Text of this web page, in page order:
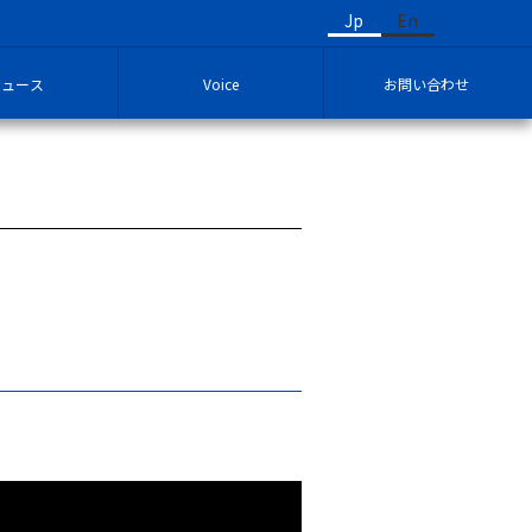
ース Voice お問い合わせ
Jp En